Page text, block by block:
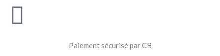
Paiement sécurisé par CB